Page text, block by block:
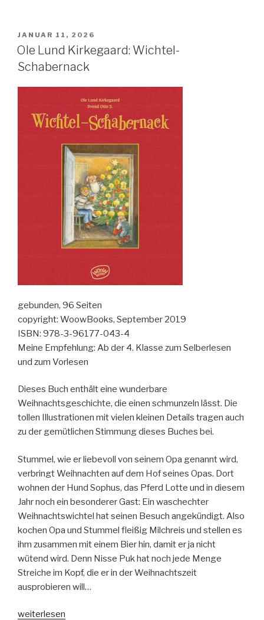
Weihnachtosaurus“
VERÖFFENTLICHT
AM
JANUAR 11, 2026
Ole Lund Kirkegaard: Wichtel-
Schabernack
gebunden, 96 Seiten
copyright: WoowBooks, September 2019
ISBN: 978-3-96177-043-4
Meine Empfehlung: Ab der 4. Klasse zum Selberlesen
und zum Vorlesen
Dieses Buch enthält eine wunderbare
Weihnachtsgeschichte, die einen schmunzeln lässt. Die
tollen Illustrationen mit vielen kleinen Details tragen auch
zu der gemütlichen Stimmung dieses Buches bei.
Stummel, wie er liebevoll von seinem Opa genannt wird,
verbringt Weihnachten auf dem Hof seines Opas. Dort
wohnen der Hund Sophus, das Pferd Lotte und in diesem
Jahr noch ein besonderer Gast: Ein waschechter
Weihnachtswichtel hat seinen Besuch angekündigt. Also
kochen Opa und Stummel fleißig Milchreis und stellen es
ihm zusammen mit einem Bier hin, damit er ja nicht
wütend wird. Denn Nisse Puk hat noch jede Menge
Streiche im Kopf, die er in der Weihnachtszeit
ausprobieren will…
„Ole
weiterlesen